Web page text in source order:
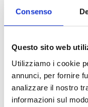
Consenso
Questo sito web
Utilizziamo i cookie
annunci, per fornire
analizzare il nostro
informazioni sul